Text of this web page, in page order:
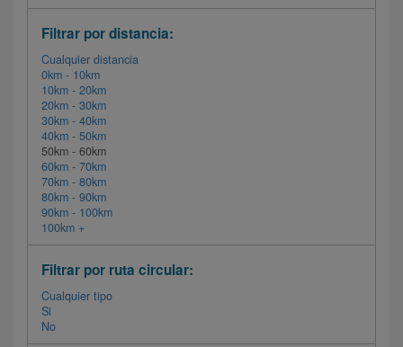
Filtrar por distancia:
Cualquier distancia
0km - 10km
10km - 20km
20km - 30km
30km - 40km
40km - 50km
50km - 60km
60km - 70km
70km - 80km
80km - 90km
90km - 100km
100km +
Filtrar por ruta circular:
Cualquier tipo
Si
No